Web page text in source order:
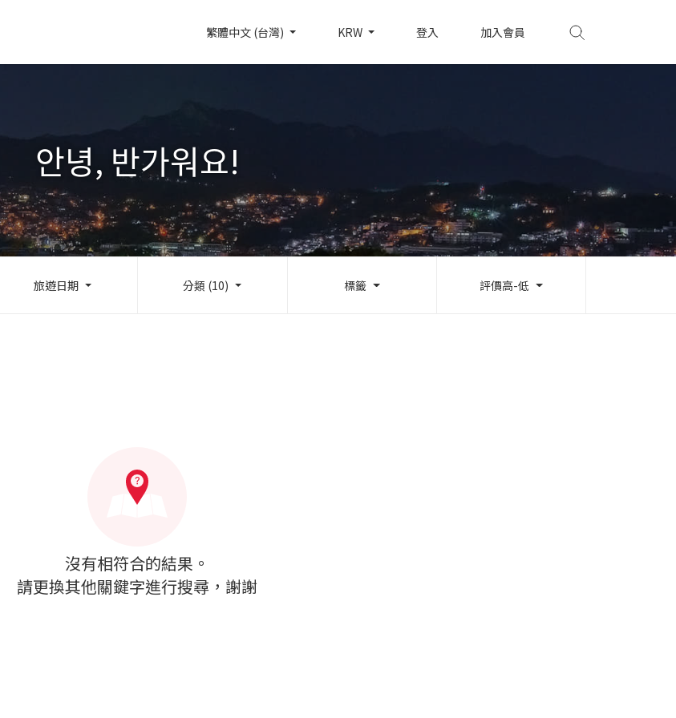
繁體中文 (台灣) KRW 登入 加入會員
안녕, 반가워요!
旅遊日期 分類 (10) 標籤 評價高-低
沒有相符合的結果。
請更換其他關鍵字進行搜尋，謝謝